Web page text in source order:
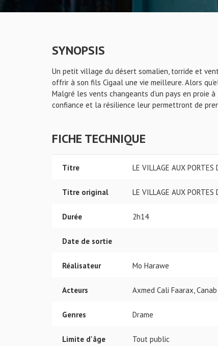
SYNOPSIS
Un petit village du désert somalien, torride et
offrir à son fils Cigaal une vie meilleure. Alors
Malgré les vents changeants d’un pays en proie
confiance et la résilience leur permettront de
FICHE TECHNIQUE
Titre LE VILLAGE AUX PORTES
Titre original LE VILLAGE AUX PORTES
Durée 2h14
Date de sortie
Réalisateur Mo Harawe
Acteurs Axmed Cali Faarax,
Genres Drame
Limite d'âge Tout public